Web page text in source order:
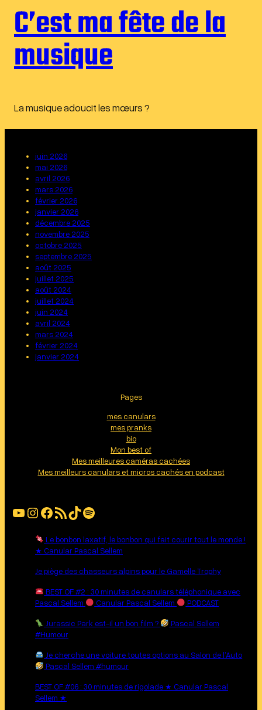
C’est ma fête de la
musique
La musique adoucit les mœurs ?
juin 2026
mai 2026
avril 2026
mars 2026
février 2026
janvier 2026
décembre 2025
novembre 2025
octobre 2025
septembre 2025
août 2025
juillet 2025
août 2024
juillet 2024
juin 2024
avril 2024
mars 2024
février 2024
janvier 2024
Pages
mes canulars
mes pranks
bio
Mon best of
Mes meilleures caméras cachées
Mes meilleurs canulars et micros cachés en podcast
YouTube Instagram Facebook Flux RSS TikTok Spotify
Le bonbon laxatif, le bonbon qui fait courir tout le monde !
★ Canular Pascal Sellem
Je piège des chasseurs alpins pour le Gamelle Trophy
BEST OF #2 : 30 minutes de canulars téléphonique avec
Pascal Sellem
Canular Pascal Sellem PODCAST
Jurassic Park est-il un bon film ?
Pascal Sellem
#Humour
Je cherche une voiture toutes options au Salon de l’Auto
Pascal Sellem #humour
BEST OF #06 : 30 minutes de rigolade ★ Canular Pascal
Sellem ★